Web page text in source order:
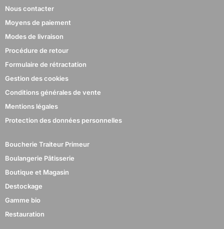
Nous contacter
Moyens de paiement
Modes de livraison
Procédure de retour
Formulaire de rétractation
Gestion des cookies
Conditions générales de vente
Mentions légales
Protection des données personnelles
Boucherie Traiteur Primeur
Boulangerie Pâtisserie
Boutique et Magasin
Destockage
Gamme bio
Restauration